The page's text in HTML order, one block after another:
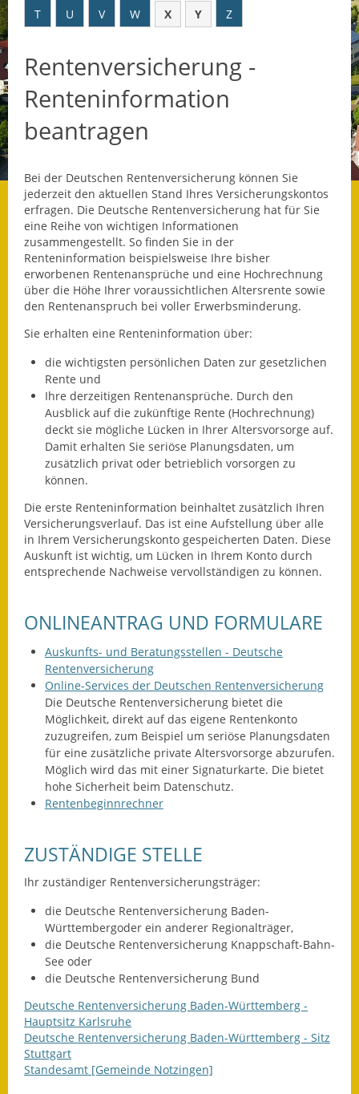
Datenschutz
Datenschutz im
Steueramt
Was die Alten noch
wussten!
Wagner-Werkstatt
Informationsbroschüre
Lärmaktionsplan
Leichte Sprache
Infos in Leichter Sprache
Mitteilungsblatt
Nachhaltigkeitsbericht
Notfallplanung
Ortsplan
Schadensmeldung
Landesstraße
Kreisstraße
Umleitungsplan
Ausweichfahrplan
Buslinie 168
Bauhof Notzingen
Behördenadressen
Beratungsstellen im
Dienstleistungen
Formulare
T
U V W X Y Z
Rentenversicherung -
Renteninformation
beantragen
Bei der Deutschen Rentenversicherung können Sie
jederzeit den aktuellen Stand Ihres Versicherungskontos
erfragen. Die Deutsche Rentenversicherung hat für Sie
eine Reihe von wichtigen Informationen
zusammengestellt. So finden Sie in der
Renteninformation beispielsweise Ihre bisher
erworbenen Rentenansprüche und eine Hochrechnung
über die Höhe Ihrer voraussichtlichen Altersrente sowie
den Rentenanspruch bei voller Erwerbsminderung.
Sie erhalten eine Renteninformation über:
die wichtigsten persönlichen Daten zur gesetzlichen
Rente und
Ihre derzeitigen Rentenansprüche. Durch den
Ausblick auf die zukünftige Rente (Hochrechnung)
deckt sie mögliche Lücken in Ihrer Altersvorsorge auf.
Damit erhalten Sie seriöse Planungsdaten, um
zusätzlich privat oder betrieblich vorsorgen zu
können.
Die erste Renteninformation beinhaltet zusätzlich Ihren
Versicherungsverlauf. Das ist eine Aufstellung über alle
in Ihrem Versicherungskonto gespeicherten Daten. Diese
Auskunft ist wichtig, um Lücken in Ihrem Konto durch
entsprechende Nachweise vervollständigen zu können.
ONLINEANTRAG UND FORMULARE
Auskunfts- und Beratungsstellen - Deutsche
Rentenversicherung
Online-Services der Deutschen Rentenversicherung
Die Deutsche Rentenversicherung bietet die
Möglichkeit, direkt auf das eigene Rentenkonto
zuzugreifen, zum Beispiel um seriöse Planungsdaten
für eine zusätzliche private Altersvorsorge abzurufen.
Möglich wird das mit einer Signaturkarte. Die bietet
hohe Sicherheit beim Datenschutz.
Rentenbeginnrechner
ZUSTÄNDIGE STELLE
Ihr zuständiger Rentenversicherungsträger:
die Deutsche Rentenversicherung Baden-
Württembergoder ein anderer Regionalträger,
die Deutsche Rentenversicherung Knappschaft-Bahn-
See oder
die Deutsche Rentenversicherung Bund
Deutsche Rentenversicherung Baden-Württemberg -
Hauptsitz Karlsruhe
Deutsche Rentenversicherung Baden-Württemberg - Sitz
Stuttgart
Standesamt [Gemeinde Notzingen]